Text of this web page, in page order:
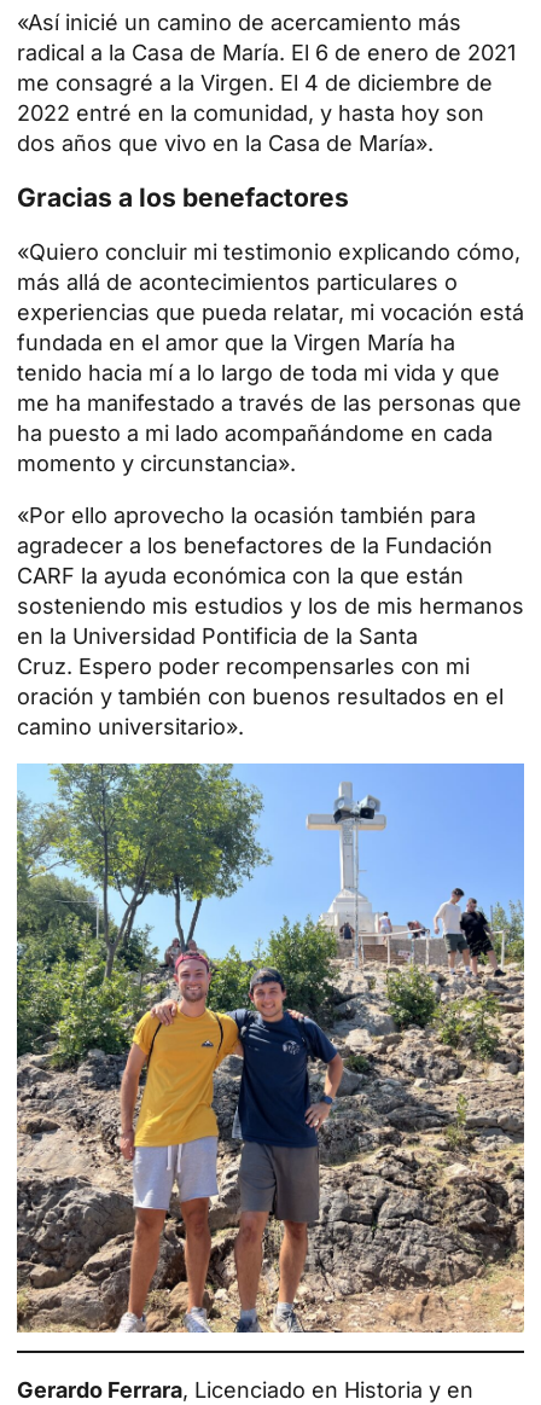
«Así inicié un camino de acercamiento más
radical a la Casa de María. El 6 de enero de 2021
me consagré a la Virgen. El 4 de diciembre de
2022 entré en la comunidad, y hasta hoy son
dos años que vivo en la Casa de María».
Gracias a los benefactores
«Quiero concluir mi testimonio explicando cómo,
más allá de acontecimientos particulares o
experiencias que pueda relatar, mi vocación está
fundada en el amor que la Virgen María ha
tenido hacia mí a lo largo de toda mi vida y que
me ha manifestado a través de las personas que
ha puesto a mi lado acompañándome en cada
momento y circunstancia».
«Por ello aprovecho la ocasión también para
agradecer a los benefactores de la Fundación
CARF la ayuda económica con la que están
sosteniendo mis estudios y los de mis hermanos
en la Universidad Pontificia de la Santa
Cruz. Espero poder recompensarles con mi
oración y también con buenos resultados en el
camino universitario».
Gerardo Ferrara, Licenciado en Historia y en